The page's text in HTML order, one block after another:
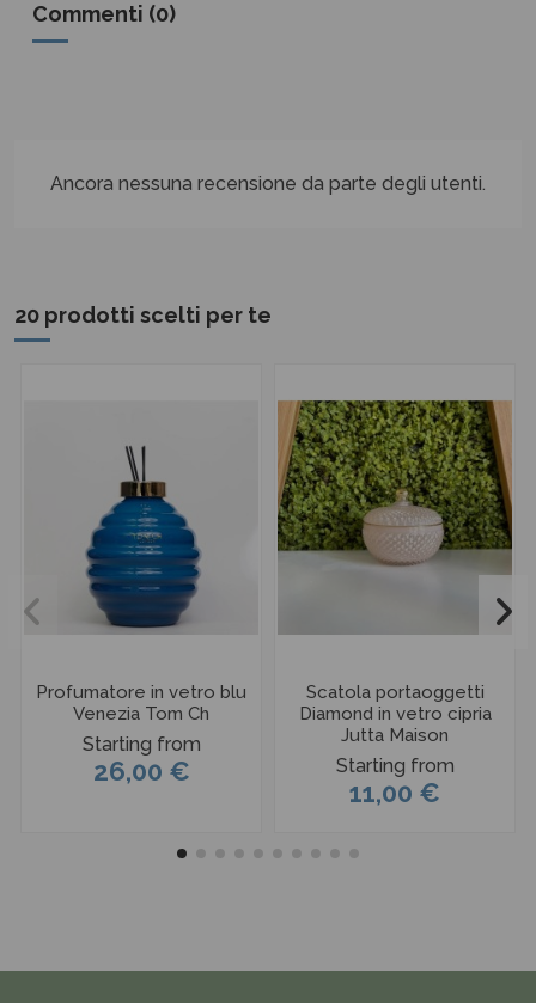
Commenti (0)
Ancora nessuna recensione da parte degli utenti.
20 prodotti scelti per te
Profumatore in vetro blu
Venezia Tom Ch
Starting from
26,00 €
Scatola portaoggetti
Diamond in vetro cipria
Jutta Maison
Starting from
11,00 €